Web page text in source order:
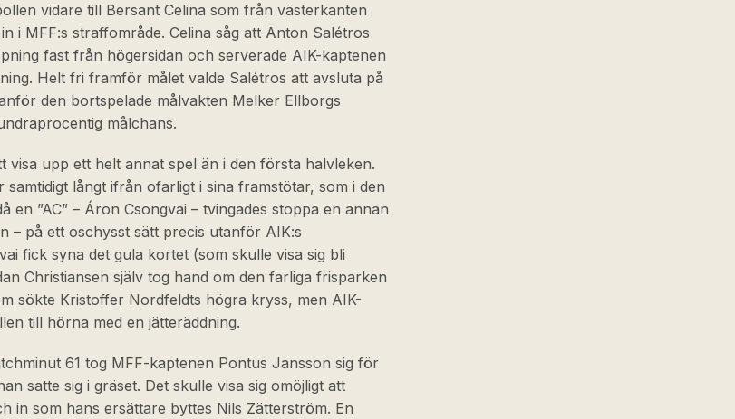
vidare till Bersant Celina som från västerkanten
i MFF:s straffområde. Celina såg att Anton Salétros
fast från högersidan och serverade AIK-kaptenen
Helt fri framför målet valde Salétros att avsluta på
den bortspelade målvakten Melker Ellborgs
målchans.
visa upp ett helt annat spel än i den första halvleken.
samtidigt långt ifrån ofarligt i sina framstötar, som i den
en ”AC” – Áron Csongvai – tvingades stoppa en annan
– på ett oschysst sätt precis utanför AIK:s
fick syna det gula kortet (som skulle visa sig bli
Christiansen själv tog hand om den farliga frisparken
sökte Kristoffer Nordfeldts högra kryss, men AIK-
till hörna med en jätteräddning.
61 tog MFF-kaptenen Pontus Jansson sig för
satte sig i gräset. Det skulle visa sig omöjligt att
in som hans ersättare byttes Nils Zätterström. En